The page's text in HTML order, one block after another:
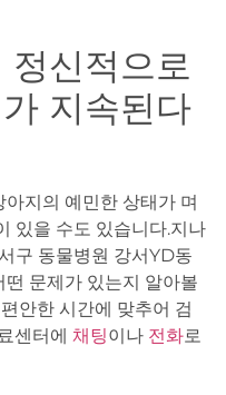
정신적으로
지속된다
지의 예민한 상태가 며
있을 수도 있습니다.지나
구 동물병원 강서YD동
문제가 있는지 알아볼
안한 시간에 맞추어 검
센터에 채팅이나 전화로